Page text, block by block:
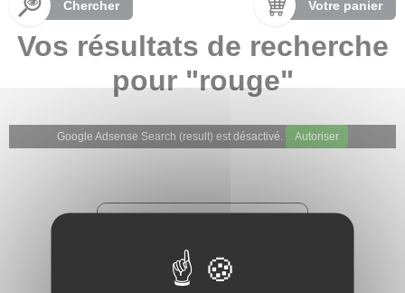
Chercher Votre panier
Vos résultats de recherche
pour "rouge"
Google Adsense Search (result) est désactivé. Autoriser
★★★★★
Etsy : 900 ventes, 294 avis